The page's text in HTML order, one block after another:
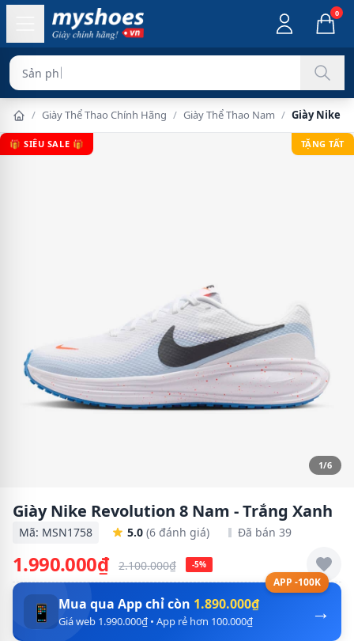
0
Sản phẩm chính h
/ Giày Thể Thao Chính Hãng / Giày Thể Thao Nam / Giày Nike
🎁 SIÊU SALE 🎁 TẶNG TẤT
1/6
Giày Nike Revolution 8 Nam - Trắng Xanh
Mã: MSN1758 5.0 (6 đánh giá) Đã bán 39
1.990.000₫ 2.100.000₫ -5%
APP -100K
→
📱 Mua qua App chỉ còn 1.890.000₫
Giá web 1.990.000₫ • App rẻ hơn 100.000₫